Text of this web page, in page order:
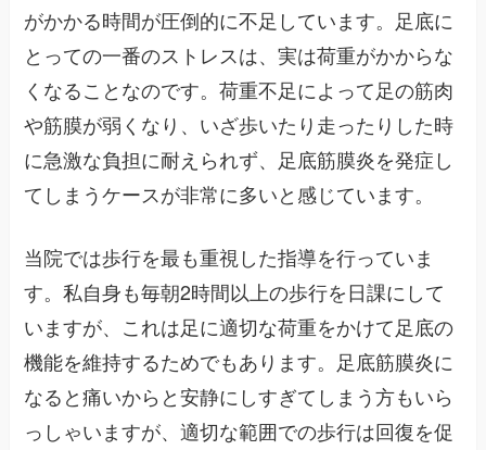
がかかる時間が圧倒的に不足しています。足底に
とっての一番のストレスは、実は荷重がかからな
くなることなのです。荷重不足によって足の筋肉
や筋膜が弱くなり、いざ歩いたり走ったりした時
に急激な負担に耐えられず、足底筋膜炎を発症し
てしまうケースが非常に多いと感じています。
当院では歩行を最も重視した指導を行っていま
す。私自身も毎朝2時間以上の歩行を日課にして
いますが、これは足に適切な荷重をかけて足底の
機能を維持するためでもあります。足底筋膜炎に
なると痛いからと安静にしすぎてしまう方もいら
っしゃいますが、適切な範囲での歩行は回復を促